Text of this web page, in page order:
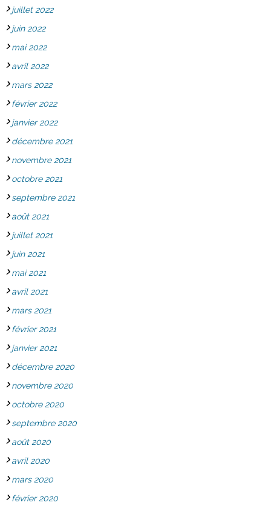
juillet 2022
juin 2022
mai 2022
avril 2022
mars 2022
février 2022
janvier 2022
décembre 2021
novembre 2021
octobre 2021
septembre 2021
août 2021
juillet 2021
juin 2021
mai 2021
avril 2021
mars 2021
février 2021
janvier 2021
décembre 2020
novembre 2020
octobre 2020
septembre 2020
août 2020
avril 2020
mars 2020
février 2020